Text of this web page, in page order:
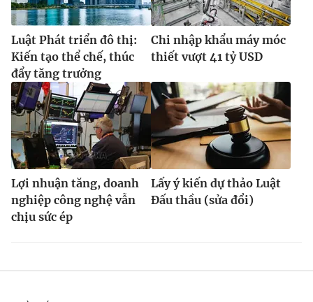
Luật Phát triển đô thị:
Kiến tạo thể chế, thúc
đẩy tăng trưởng
Chi nhập khẩu máy móc
thiết vượt 41 tỷ USD
Lợi nhuận tăng, doanh
nghiệp công nghệ vẫn
chịu sức ép
Lấy ý kiến dự thảo Luật
Đấu thầu (sửa đổi)